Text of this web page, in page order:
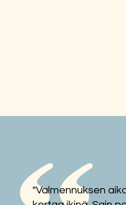
sote-alalla
"Valmennuksen